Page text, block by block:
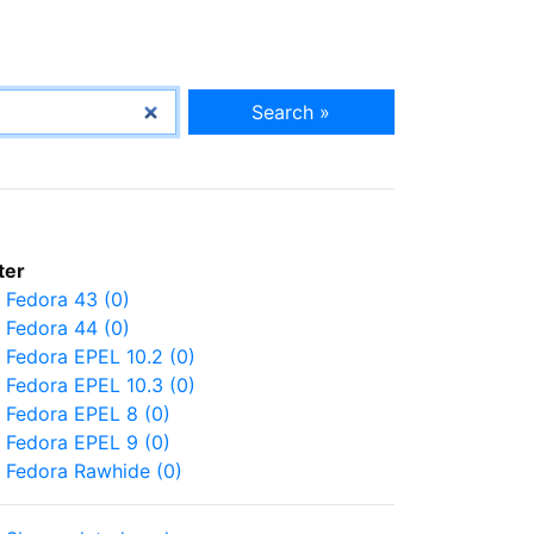
Search »
Fedora 43 (0)
Fedora 44 (0)
Fedora EPEL 10.2 (0)
Fedora EPEL 10.3 (0)
Fedora EPEL 8 (0)
Fedora EPEL 9 (0)
Fedora Rawhide (0)